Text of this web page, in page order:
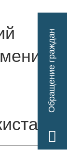
Обращение граждан